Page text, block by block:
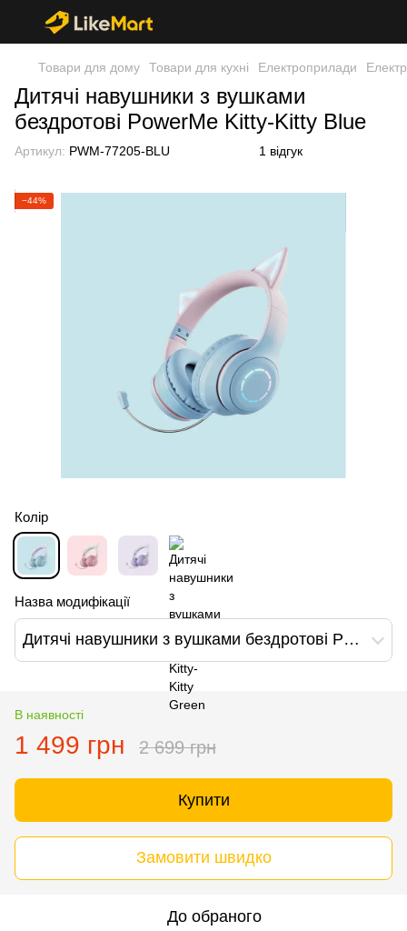
Товари для дому Товари для кухні Електроприлади
Дитячі навушники з вушками
бездротові PowerMe Kitty-Kitty Blue
Артикул: PWM-77205-BLU 1 відгук
−44%
Колір
Назва модифікації
Дитячі навушники з вушками бездротові PowerMe Kitty-Kitty Blue
В наявності
1 499 грн 2 699 грн
Купити
Замовити швидко
До обраного